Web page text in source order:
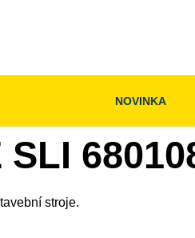
obrázku
NOVINKA
SLI
stroje.